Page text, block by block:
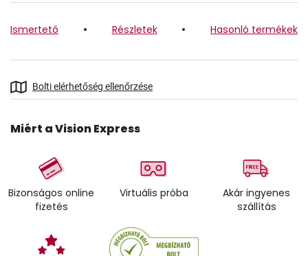
Ismertető Részletek Hasonló termékek
Bolti elérhetőség ellenőrzése
Miért a Vision Express
Bizonságos online
fizetés
Virtuális próba
Akár ingyenes
szállítás